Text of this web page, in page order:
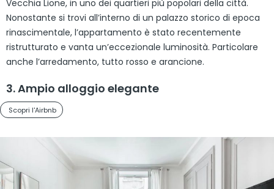
Vecchia Lione, in uno dei quartieri più popolari della città.
Nonostante si trovi all’interno di un palazzo storico di epoca
rinascimentale, l’appartamento è stato recentemente
ristrutturato e vanta un’eccezionale luminosità. Particolare
anche l’arredamento, tutto rosso e arancione.
3. Ampio alloggio elegante
Scopri l'Airbnb